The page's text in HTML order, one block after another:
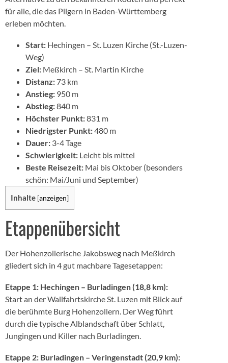
für alle, die das Pilgern in Baden-Württemberg
erleben möchten.
Start: Hechingen – St. Luzen Kirche (St.-Luzen-
Weg)
Ziel: Meßkirch – St. Martin Kirche
Distanz: 73 km
Anstieg: 950 m
Abstieg:840 m
Höchster Punkt:831 m
Niedrigster Punkt:480 m
Dauer: 3-4 Tage
Schwierigkeit: Leicht bis mittel
Beste Reisezeit: Mai bis Oktober (besonders
schön: Mai/Juni und September)
Inhalte [anzeigen]
Etappenübersicht
Der Hohenzollerische Jakobsweg nach Meßkirch
gliedert sich in 4 gut machbare Tagesetappen:
Etappe 1: Hechingen – Burladingen (18,8 km):
Start an der Wallfahrtskirche St. Luzen mit Blick auf
die berühmte Burg Hohenzollern. Der Weg führt
durch die typische Alblandschaft über Schlatt,
Jungingen und Killer nach Burladingen.
Etappe 2: Burladingen – Veringenstadt (20,9 km):